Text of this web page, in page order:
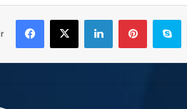
Facebook
X LinkedInPinterest